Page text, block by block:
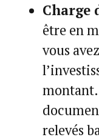
Charge
être en
vous
montant.
relevés